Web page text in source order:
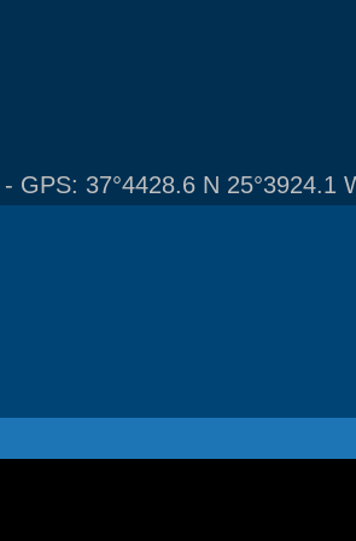
GPS: 37°4428.6 N 25°3924.1